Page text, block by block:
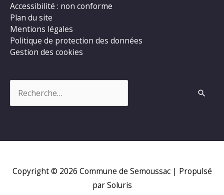
Accessibilité : non conforme
Plan du site
Mentions légales
Politique de protection des données
Gestion des cookies
Copyright © 2026 Commune de Semoussac| Propulsé
par Soluris